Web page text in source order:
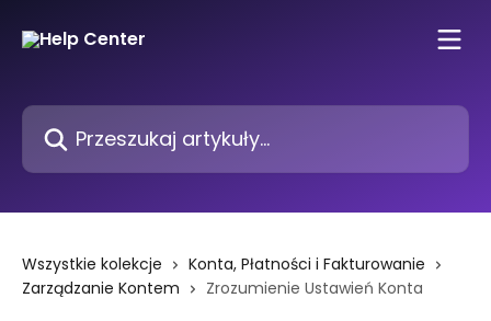
Przeszukaj artykuły...
Wszystkie kolekcje
Konta, Płatności i Fakturowanie
Zarządzanie Kontem
Zrozumienie Ustawień Konta